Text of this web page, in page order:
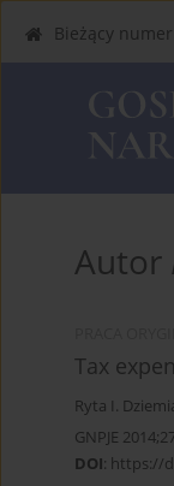
Bieżący numer
Autor
Tax
Ryta I.
GNPJE
DOI: https://